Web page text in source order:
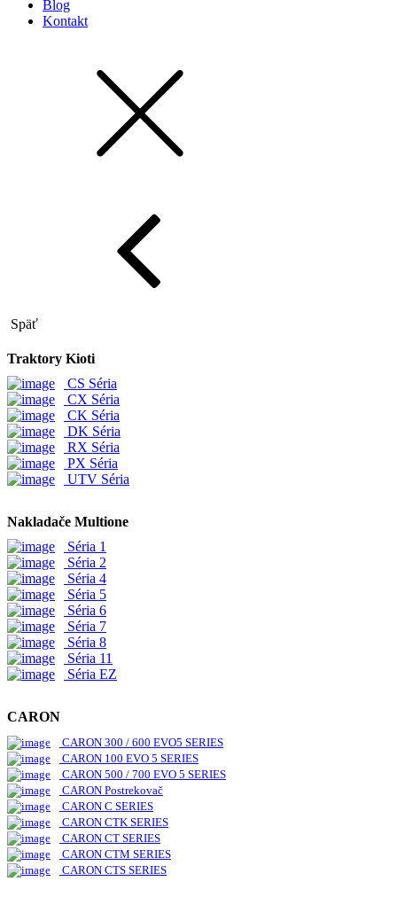
Blog
Kontakt
Späť
Traktory Kioti
CS Séria
CX Séria
CK Séria
DK Séria
RX Séria
PX Séria
UTV Séria
Nakladače Multione
Séria 1
Séria 2
Séria 4
Séria 5
Séria 6
Séria 7
Séria 8
Séria 11
Séria EZ
CARON
CARON 300 / 600 EVO5 SERIES
CARON 100 EVO 5 SERIES
CARON 500 / 700 EVO 5 SERIES
CARON Postrekovač
CARON C SERIES
CARON CTK SERIES
CARON CT SERIES
CARON CTM SERIES
CARON CTS SERIES